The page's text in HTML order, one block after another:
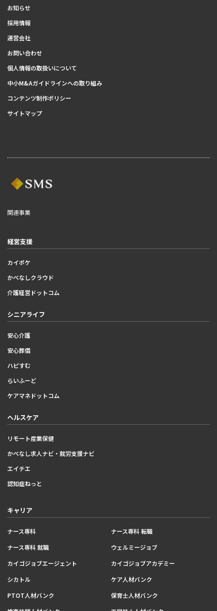
お知らせ
採用情報
運営会社
お問い合わせ
個人情報の取扱いについて
中小M&Aガイドラインへの取り組み
コンテンツ制作ポリシー
サイトマップ
関連事業
経営支援
カイポケ
かべなしクラウド
介護経営ドットコム
シニアライフ
安心介護
安心葬儀
ハピすむ
らいふーど
ケアマネドットコム
ヘルスケア
リモート産業保健
かべなし求人ナビ・就労支援ナビ
エイチエ
認知症ねっと
キャリア
ナース専科
ナース専科 転職
ナース専科 就職
ウェルミージョブ
カイゴジョブエージェント
カイゴジョブアカデミー
シカトル
ケア人材バンク
PTOT人材バンク
保育士人材バンク